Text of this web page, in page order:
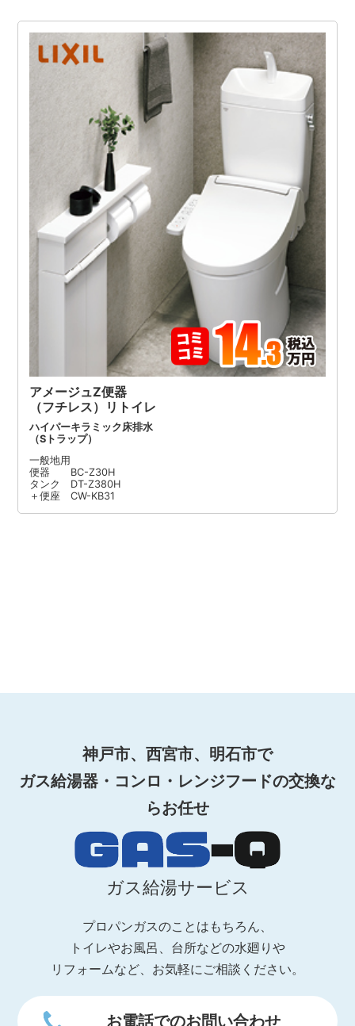
アメージュZ便器
（フチレス）リトイレ
ハイパーキラミック床排水
（Sトラップ）
一般地用
便器 BC-Z30H
タンク DT-Z380H
＋便座 CW-KB31
神戸市、西宮市、明石市で
ガス給湯器・コンロ・レンジフードの交換な
らお任せ
ガス給湯サービス
プロパンガスのことはもちろん、
トイレやお風呂、台所などの水廻りや
リフォームなど、お気軽にご相談ください。
お電話でのお問い合わせ